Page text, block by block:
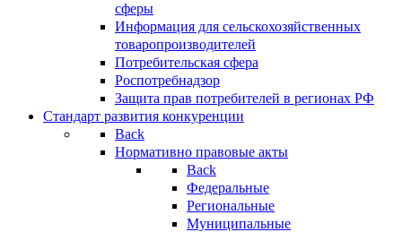
сферы
Информация для сельскохозяйственных
товаропроизводителей
Потребительская сфера
Роспотребнадзор
Защита прав потребителей в регионах РФ
Стандарт развития конкуренции
Back
Нормативно правовые акты
Back
Федеральные
Региональные
Муниципальные